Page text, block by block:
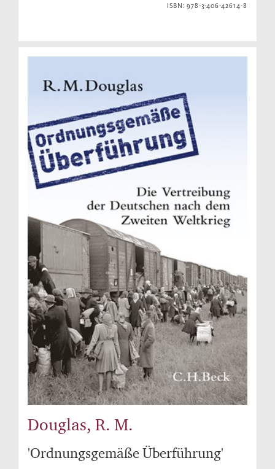
ISBN: 978-3-406-42614-8
Douglas, R. M.
'Ordnungsgemäße Überführung'